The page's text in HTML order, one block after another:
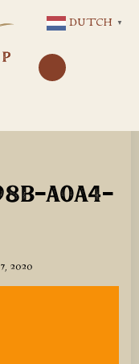
A0A4-
2020
DUTCH ▼